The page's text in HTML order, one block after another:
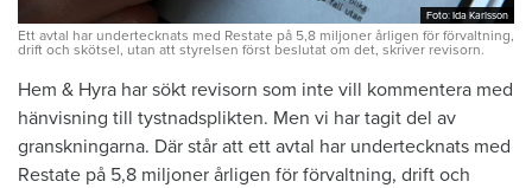
Foto: Ida Karlsson
Foto: Ida Karlsson
Ett avtal har undertecknats med Restate på 5,8 miljoner årligen för förvaltning,
drift och skötsel, utan att styrelsen först beslutat om det, skriver revisorn.
Hem & Hyra har sökt revisorn som inte vill kommentera med
hänvisning till tystnadsplikten. Men vi har tagit del av
granskningarna. Där står att ett avtal har undertecknats med
Restate på 5,8 miljoner årligen för förvaltning, drift och